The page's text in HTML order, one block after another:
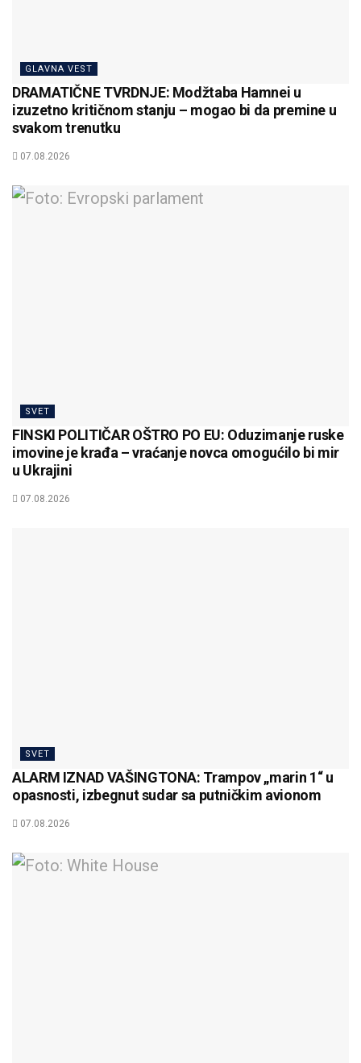
GLAVNA VEST
DRAMATIČNE TVRDNJE: Modžtaba Hamnei u
izuzetno kritičnom stanju – mogao bi da premine u
svakom trenutku
07.08.2026
SVET
FINSKI POLITIČAR OŠTRO PO EU: Oduzimanje ruske
imovine je krađa – vraćanje novca omogućilo bi mir
u Ukrajini
07.08.2026
SVET
ALARM IZNAD VAŠINGTONA: Trampov „marin 1“ u
opasnosti, izbegnut sudar sa putničkim avionom
07.08.2026